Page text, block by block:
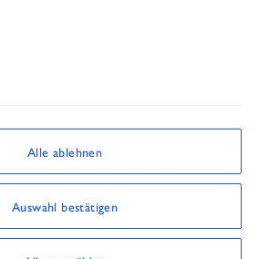
Alle ablehnen
Auswahl bestätigen